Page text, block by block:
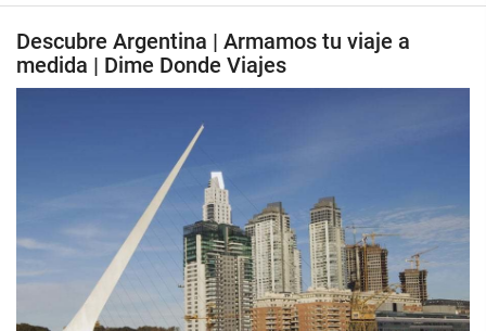
Descubre Argentina | Armamos tu viaje a
medida | Dime Donde Viajes